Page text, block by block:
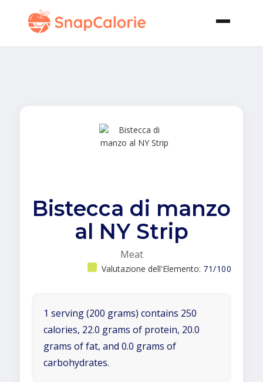
Bistecca di manzo
al NY Strip
Meat
Valutazione dell'Elemento: 71/100
1 serving (200 grams) contains 250
calories, 22.0 grams of protein, 20.0
grams of fat, and 0.0 grams of
carbohydrates.